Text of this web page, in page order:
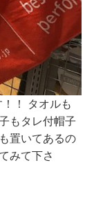
！ タオルも
もタレ付帽子
置いてあるの
みて下さ